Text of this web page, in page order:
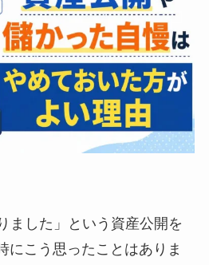
ました」という資産公開を
にこう思ったことはありま